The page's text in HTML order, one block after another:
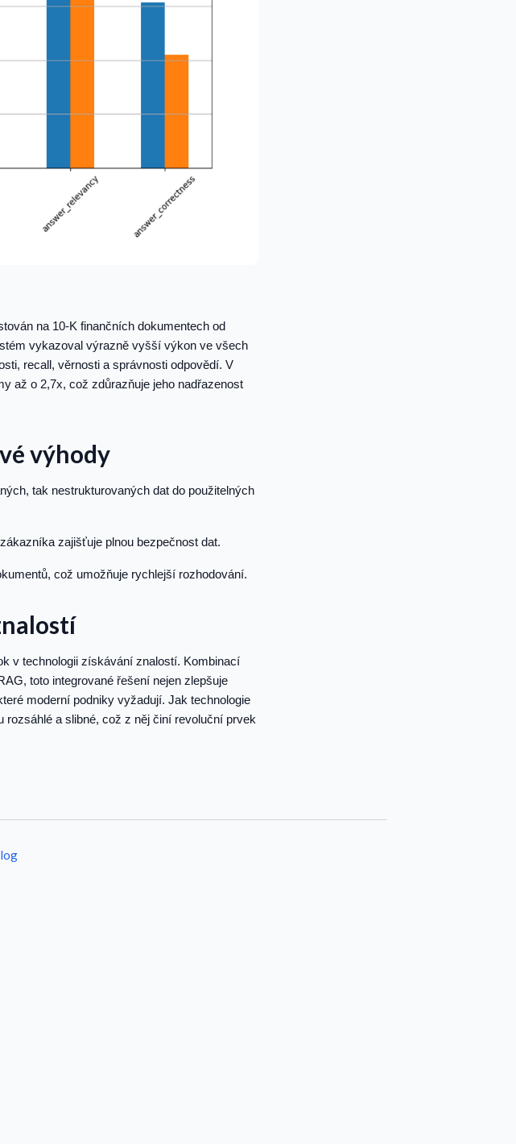
na 10-K finančních dokumentech od
vykazoval výrazně vyšší výkon ve všech
recall, věrnosti a správnosti odpovědí. V
až o 2,7x, což zdůrazňuje jeho nadřazenost
výhody
tak nestrukturovaných dat do použitelných
zajišťuje plnou bezpečnost dat.
což umožňuje rychlejší rozhodování.
v technologii získávání znalostí. Kombinací
toto integrované řešení nejen zlepšuje
moderní podniky vyžadují. Jak technologie
a slibné, což z něj činí revoluční prvek